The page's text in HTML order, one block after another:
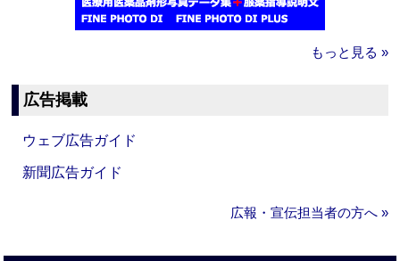
もっと見る »
広告掲載
ウェブ広告ガイド
新聞広告ガイド
広報・宣伝担当者の方へ »